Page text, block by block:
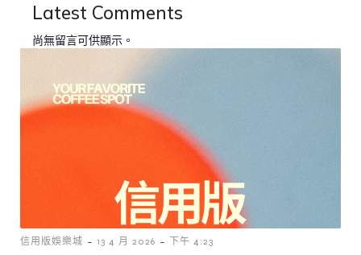
Latest Comments
尚無留言可供顯示。
信用版娛樂城 - 13 4 月 2026 - 下午 4:23